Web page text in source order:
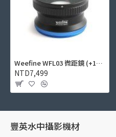
Weefine WFL03 微距鏡 (+12, M67, 設計給數位相機24mm鏡頭)
NTD7,499
豐英水中攝影機材